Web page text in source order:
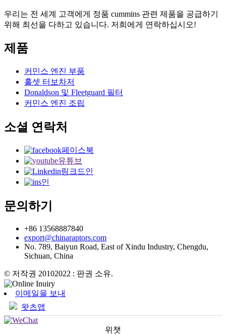
우리는 전 세계 고객에게 정품 cummins 관련 제품을 공급하기
위해 최선을 다하고 있습니다. 저희에게 연락하십시오!
제품
커민스 엔진 부품
홀셋 터보차저
Donaldson 및 Fleetguard 필터
커민스 엔진 조립
소셜 연락처
페이스북
유튜브
링크드인
인
문의하기
+86 13568887840
export@chinaraptors.com
No. 789, Baiyun Road, East of Xindu Industry, Chengdu,
Sichuan, China
© 저작권 20102022 : 판권 소유.
이메일을 보내
왓츠앱
위챗